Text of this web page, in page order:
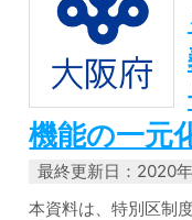
機能の一元
最終更新日：2020
本資料は、特別区制